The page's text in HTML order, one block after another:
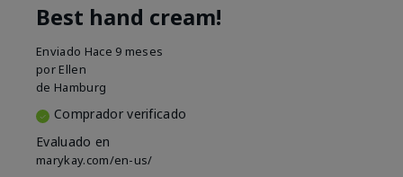
Best hand cream!
Enviado Hace 9 meses
por Ellen
de Hamburg
Comprador verificado
Evaluado en
marykay.com/en-us/